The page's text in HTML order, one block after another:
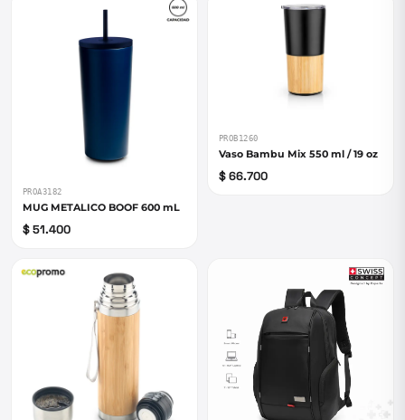
PROA3182
MUG METALICO BOOF 600 mL
$ 51.400
PROB1260
Vaso Bambu Mix 550 ml / 19 oz
$ 66.700